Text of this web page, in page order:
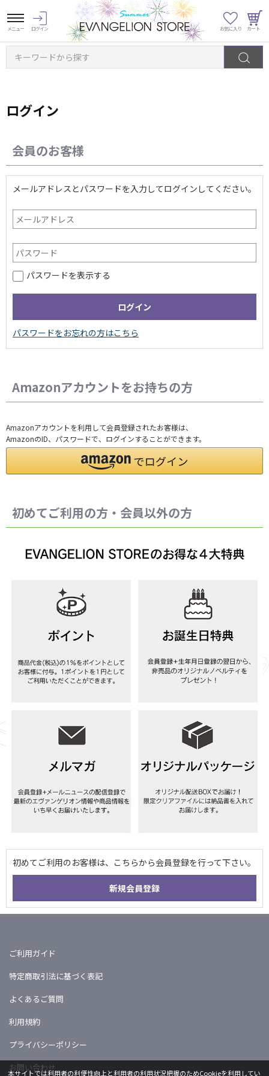
キーワードから探す
ログイン
会員のお客様
メールアドレスとパスワードを入力してログインしてください。
パスワードを表示する
Amazonアカウントをお持ちの方
Amazonアカウントを利用して会員登録されたお客様は、
AmazonのID、パスワードで、ログインすることができます。
初めてご利用の方・会員以外の方
ご利用ガイド
特定商取引法に基づく表記
よくあるご質問
利用規約
プライバシーポリシー
お問い合わせ
本サイトでは利用者の利便性向上と利用者の利用状況把握のためCookieを利用してい